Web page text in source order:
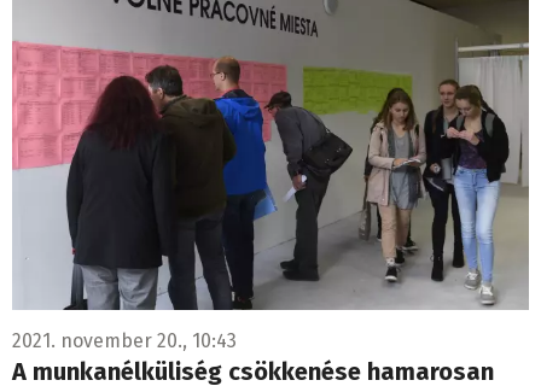
2021. november 20., 10:43
A munkanélküliség csökkenése hamarosan